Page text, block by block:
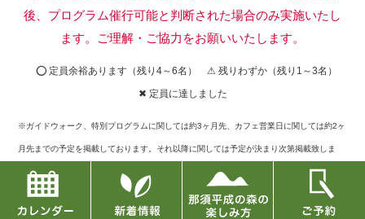
後、プログラム催行可能と判断された場合のみ実施いたし
ます。ご理解・ご協力をお願いいたします。
⭕ 定員余裕あります（残り4～6名） ⚠ 残りわずか（残り1～3名）
✖ 定員に達しました
※ガイドウォーク、特別プログラムに関しては約3ヶ月先、カフェ営業日に関しては約2ヶ
月先までの予定を掲載しております。それ以降に関しては予定が決まり次第掲載致しま
す。
※定員に達したものに関してキャンセルが出た場合には再募集もございますので、お問い
合せフォームまたはお電話でご確認下さい。